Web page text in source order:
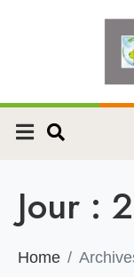
Jour :
Home